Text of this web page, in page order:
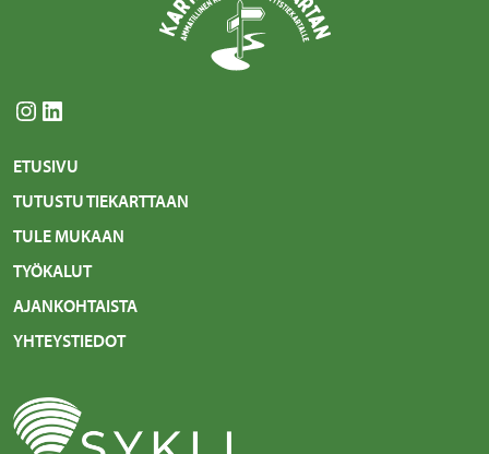
Instagram LinkedIn
ETUSIVU
TUTUSTU TIEKARTTAAN
TULE MUKAAN
TYÖKALUT
AJANKOHTAISTA
YHTEYSTIEDOT